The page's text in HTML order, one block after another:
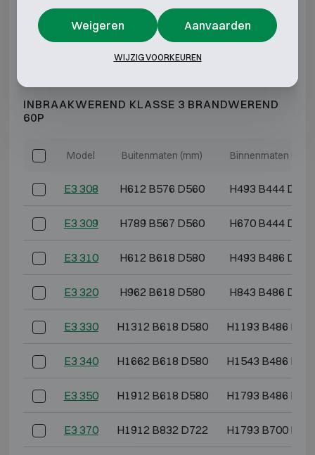
E2 370 H1912 B832 D722 H1793 B700
INBRAAKWEREND KLASSE 3 BRANDWEREND
60P
Model Buitenmaten (mm) Binnenmaten (mm)
E3 308 H612 B576 D560 H493 B444 D344
E3 309 H789 B567 D560 H670 B444 D344
E3 310 H612 B618 D580 H493 B486 D364
E3 320 H962 B618 D580 H843 B486 D364
E3 330 H1312 B618 D580 H1193 B486
E3 340 H1662 B618 D580 H1543 B486
E3 350 H1912 B618 D580 H1793 B486
E3 370 H1912 B832 D722 H1793 B700
Weigeren Aanvaarden
WIJZIG VOORKEUREN